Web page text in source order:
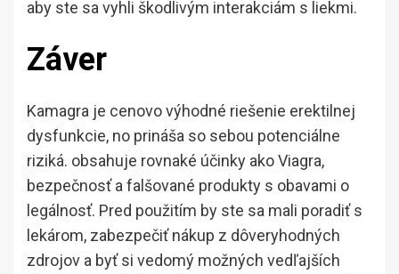
aby ste sa vyhli škodlivým interakciám s liekmi.
Záver
Kamagra je cenovo výhodné riešenie erektilnej
dysfunkcie, no prináša so sebou potenciálne
riziká. obsahuje rovnaké účinky ako Viagra,
bezpečnosť a falšované produkty s obavami o
legálnosť. Pred použitím by ste sa mali poradiť s
lekárom, zabezpečiť nákup z dôveryhodných
zdrojov a byť si vedomý možných vedľajších